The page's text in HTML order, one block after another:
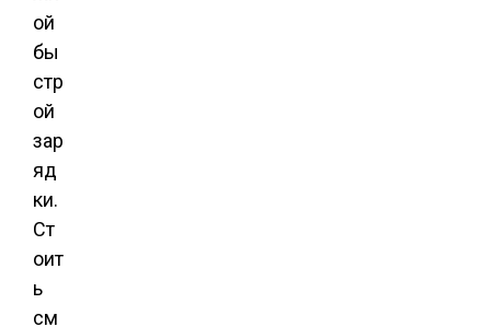
ой
бы
стр
ой
зар
яд
ки.
Ст
оит
ь
см